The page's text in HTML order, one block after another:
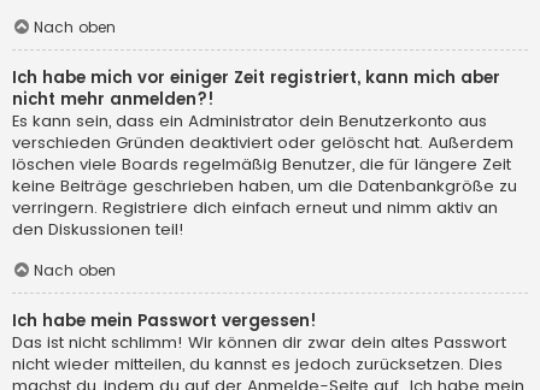
Nach oben
Ich habe mich vor einiger Zeit registriert, kann mich aber
nicht mehr anmelden?!
Es kann sein, dass ein Administrator dein Benutzerkonto aus
verschieden Gründen deaktiviert oder gelöscht hat. Außerdem
löschen viele Boards regelmäßig Benutzer, die für längere Zeit
keine Beiträge geschrieben haben, um die Datenbankgröße zu
verringern. Registriere dich einfach erneut und nimm aktiv an
den Diskussionen teil!
Nach oben
Ich habe mein Passwort vergessen!
Das ist nicht schlimm! Wir können dir zwar dein altes Passwort
nicht wieder mitteilen, du kannst es jedoch zurücksetzen. Dies